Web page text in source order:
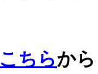
こちらから